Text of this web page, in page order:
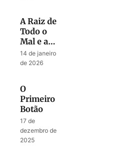
A Raiz de
Todo o
Mal e a
Chave
para Todo
14 de janeiro
de 2026
O
Primeiro
Botão
17 de
dezembro de
2025